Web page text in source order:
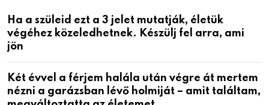
Ha a szüleid ezt a 3 jelet mutatják, életük
végéhez közeledhetnek. Készülj fel arra, ami
jön
Két évvel a férjem halála után végre át mertem
nézni a garázsban lévő holmiját – amit találtam,